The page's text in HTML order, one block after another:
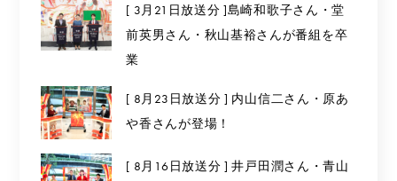
[ 3月21日放送分 ]島崎和歌子さん・堂
前英男さん・秋山基裕さんが番組を卒
業
[ 8月23日放送分 ] 内山信二さん・原あ
や香さんが登場！
[ 8月16日放送分 ] 井戸田潤さん・青山